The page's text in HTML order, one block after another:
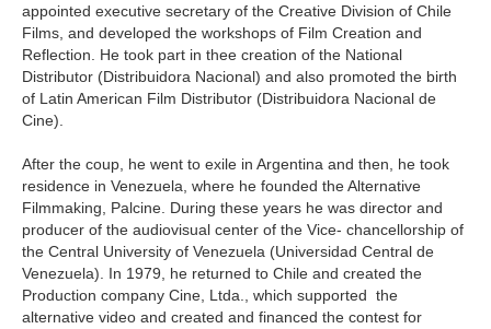
appointed executive secretary of the Creative Division of Chile
Films, and developed the workshops of Film Creation and
Reflection. He took part in thee creation of the National
Distributor (Distribuidora Nacional) and also promoted the birth
of Latin American Film Distributor (Distribuidora Nacional de
Cine).
After the coup, he went to exile in Argentina and then, he took
residence in Venezuela, where he founded the Alternative
Filmmaking, Palcine. During these years he was director and
producer of the audiovisual center of the Vice- chancellorship of
the Central University of Venezuela (Universidad Central de
Venezuela). In 1979, he returned to Chile and created the
Production company Cine, Ltda., which supported the
alternative video and created and financed the contest for